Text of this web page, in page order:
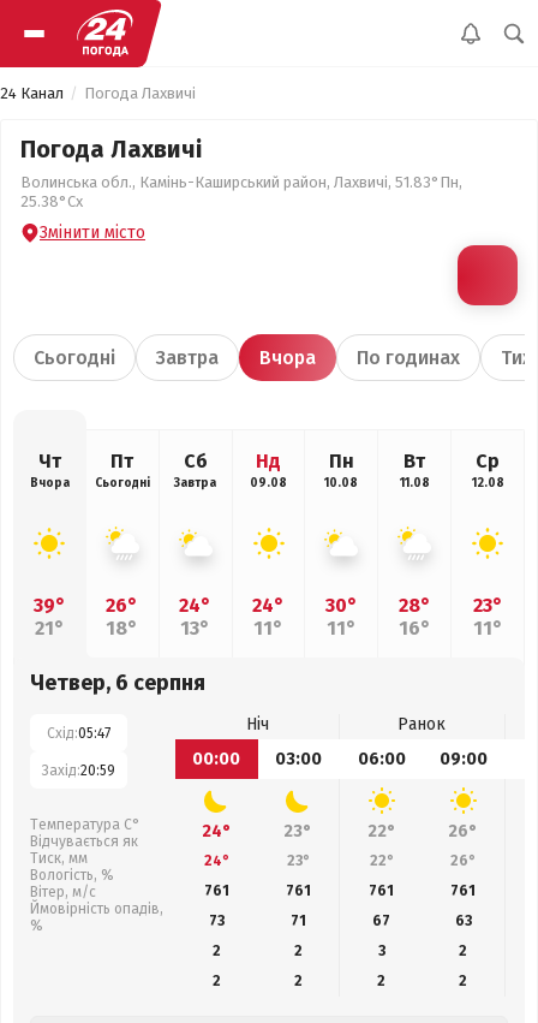
24 Канал Погода Лахвичі
Погода Лахвичі
Волинська обл., Камінь-Каширський район, Лахвичі, 51.83°Пн,
25.38°Сх
Змінити місто
Сьогодні Завтра Вчора По годинах
Чт
Вчора
39°
21°
Пт
Сьогодні
26°
18°
Сб
Завтра
24°
13°
Нд
09.08
24°
11°
Пн
10.08
30°
11°
Вт
11.08
28°
16°
Ср
12.08
23°
11°
Четвер, 6 серпня
Схід:05:47
Захід:20:59
Температура С°
Відчувається як
Тиск, мм
Вологість, %
Вітер, м/с
Ймовірність опадів,
%
Ніч
Ранок
00:00
03:00 06:00 09:00
24° 23° 22° 26°
24° 23° 22° 26°
761
761 761 761
73
71 67 63
2
2 3
2
2
2 2 2